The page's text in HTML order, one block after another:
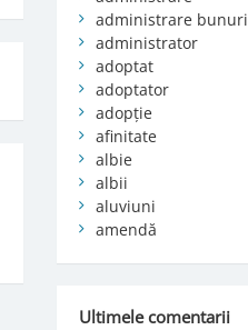
administrare bunuri
administrator
adoptat
adoptator
adopție
afinitate
albie
albii
aluviuni
amendă
Ultimele comentarii